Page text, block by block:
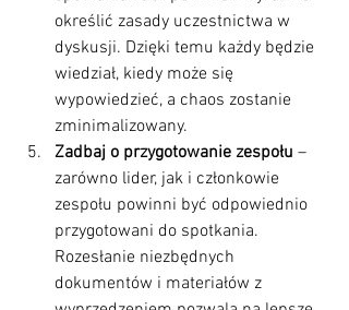
określić zasady uczestnictwa w
dyskusji. Dzięki temu każdy będzie
wiedział, kiedy może się
wypowiedzieć, a chaos zostanie
zminimalizowany.
Zadbaj o przygotowanie zespołu –
zarówno lider, jak i członkowie
zespołu powinni być odpowiednio
przygotowani do spotkania.
Rozesłanie niezbędnych
dokumentów i materiałów z